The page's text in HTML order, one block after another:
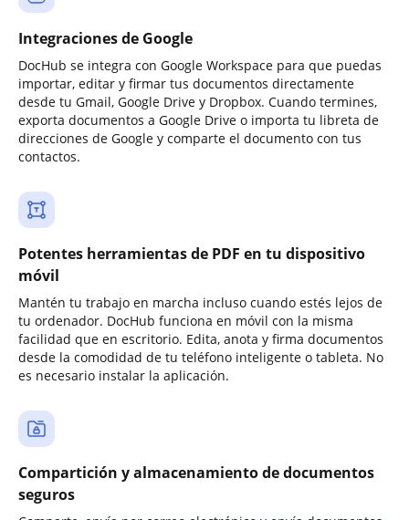
Integraciones de Google
DocHub se integra con Google Workspace para que puedas
importar, editar y firmar tus documentos directamente
desde tu Gmail, Google Drive y Dropbox. Cuando termines,
exporta documentos a Google Drive o importa tu libreta de
direcciones de Google y comparte el documento con tus
contactos.
Potentes herramientas de PDF en tu dispositivo
móvil
Mantén tu trabajo en marcha incluso cuando estés lejos de
tu ordenador. DocHub funciona en móvil con la misma
facilidad que en escritorio. Edita, anota y firma documentos
desde la comodidad de tu teléfono inteligente o tableta. No
es necesario instalar la aplicación.
Compartición y almacenamiento de documentos
seguros